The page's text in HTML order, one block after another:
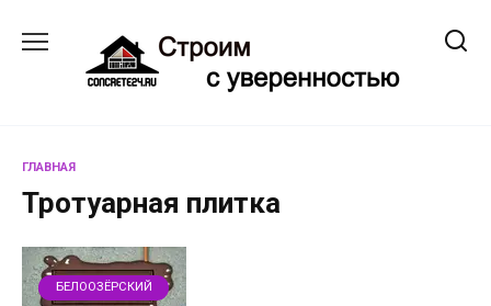
содержанию
ГЛАВНАЯ
Тротуарная плитка
БЕЛООЗЁРСКИЙ